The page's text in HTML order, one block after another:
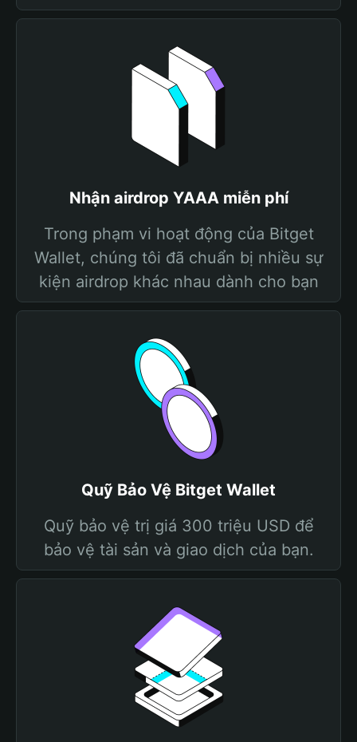
Nhận airdrop YAAA miễn phí
Trong phạm vi hoạt động của Bitget
Wallet, chúng tôi đã chuẩn bị nhiều sự
kiện airdrop khác nhau dành cho bạn
Quỹ Bảo Vệ Bitget Wallet
Quỹ bảo vệ trị giá 300 triệu USD để
bảo vệ tài sản và giao dịch của bạn.